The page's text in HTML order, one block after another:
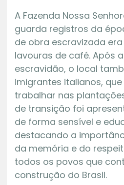
A Fazenda Nossa
guarda registros da
de obra escravizada
lavouras de café. Após
escravidão, o local
imigrantes italianos,
trabalhar nas
de transição foi
de forma sensível e
destacando a
da memória e do
todos os povos que
construção do Brasil.